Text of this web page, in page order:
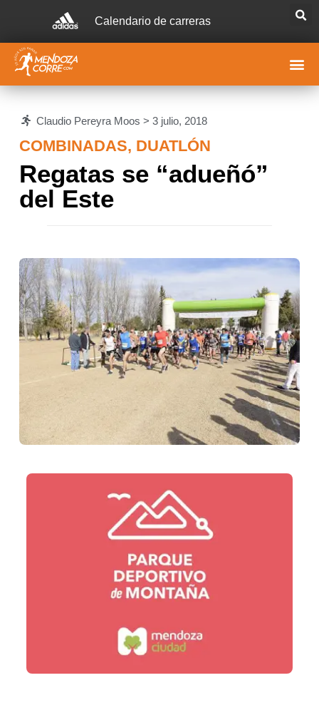
Calendario de carreras
Claudio Pereyra Moos > 3 julio, 2018
COMBINADAS, DUATLÓN
Regatas se “adueñó”
del Este